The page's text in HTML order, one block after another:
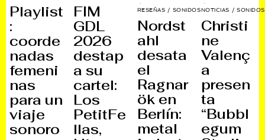
Playlist
:
coorde
nadas
femeni
nas
para un
viaje
sonoro
FIM
GDL
2026
destap
a su
cartel:
Los
PetitFe
llas,
RESEÑAS / SONIDOS
Nordst
ahl
desata
el
Ragnar
ök en
Berlín:
metal
NOTICIAS / SONIDOS
Christi
ne
Valenç
a
presen
ta
“Bubbl
egum